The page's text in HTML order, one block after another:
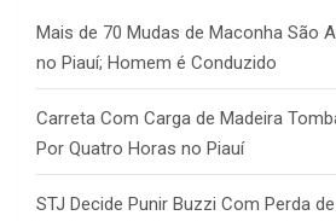
Mais de 70 Mudas de Maconha São
no Piauí; Homem é Conduzido
Carreta Com Carga de Madeira
Por Quatro Horas no Piauí
STJ Decide Punir Buzzi Com Perda